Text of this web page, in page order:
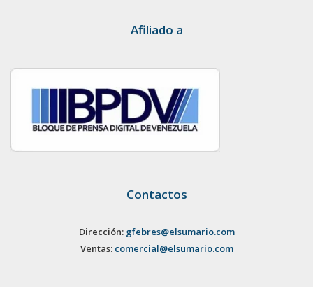
Afiliado a
Contactos
Dirección: gfebres@elsumario.com
Ventas: comercial@elsumario.com